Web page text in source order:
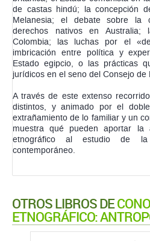
de castas hindú; la concepción
Melanesia; el debate sobre la
derechos nativos en Australia;
Colombia; las luchas por el
imbricación entre política y
Estado egipcio, o las prácticas
jurídicos en el seno del Consejo de
A través de este extenso
distintos, y animado por el
extrañamiento de lo familiar y un
muestra qué pueden aportar la
etnográfico al estudio de
contemporáneo.
OTROS LIBROS DE
ETNOGRÁFICO: